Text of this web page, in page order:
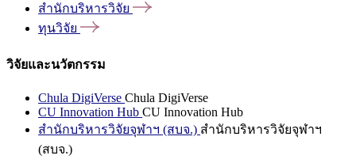
สำนักบริหารวิจัย
ทุนวิจัย
วิจัยและนวัตกรรม
Chula DigiVerse Chula DigiVerse
CU Innovation Hub CU Innovation Hub
สำนักบริหารวิจัยจุฬาฯ (สบจ.) สำนักบริหารวิจัยจุฬาฯ
(สบจ.)